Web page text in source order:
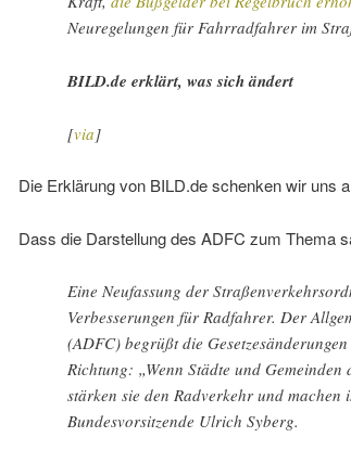
Neuregelungen für Fahrradfahrer im
BILD.de erklärt, was sich ändert
[via]
Die Erklärung von BILD.de schenken wir uns
Dass die Darstellung des ADFC zum Thema
Eine Neufassung der
Verbesserungen für Radfahrer. Der
(ADFC) begrüßt die
Richtung: „Wenn Städte und Gemeinden
stärken sie den Radverkehr und
Bundesvorsitzende Ulrich Syberg.